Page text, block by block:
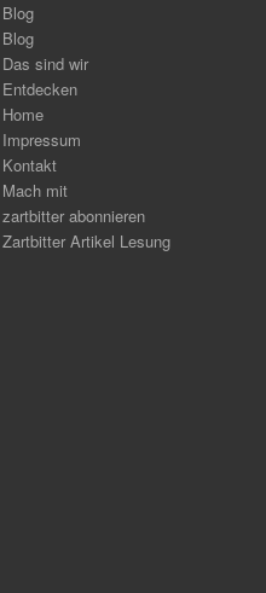
Blog
Blog
Das sind wir
Entdecken
Home
Impressum
Kontakt
Mach mit
zartbitter abonnieren
Zartbitter Artikel Lesung